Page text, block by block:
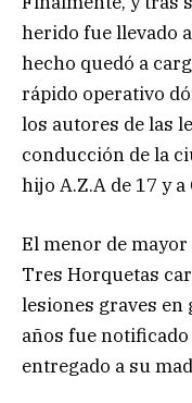
herido fue llevado
hecho quedó a
rápido operativo
los autores de las
conducción de la
hijo A.Z.A de 17 y a
El menor de mayor
Tres Horquetas
lesiones graves en
años fue
entregado a su